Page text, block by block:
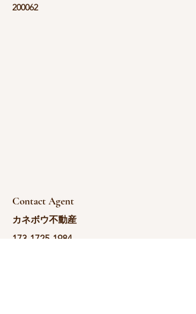
200062
Contact Agent
カネボウ不動産
173-1725-1984